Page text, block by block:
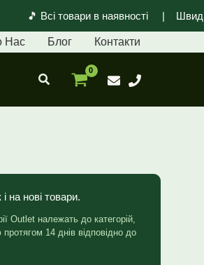
🎵 Всі товари в наявності |
Нас Блог Контакти
Пошук
на нові товари.
Outlet належать до категорій,
14 днів відповідно до